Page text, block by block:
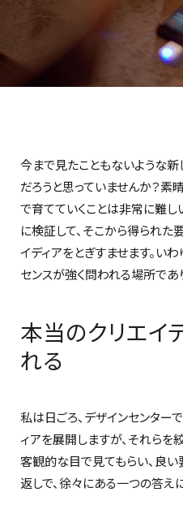
今まで見たこともないような新
だろうと思っていませんか？素
で育てていくことは非常に難し
に検証して、そこから得られた
イディアをとぎすませます。い
センスが強く問われる場所であ
本当のクリエイ
れる
私は日ごろ、デザインセンター
ィアを展開しますが、それら
客観的な目で見てもらい、良
返しで、徐々にある一つの答え